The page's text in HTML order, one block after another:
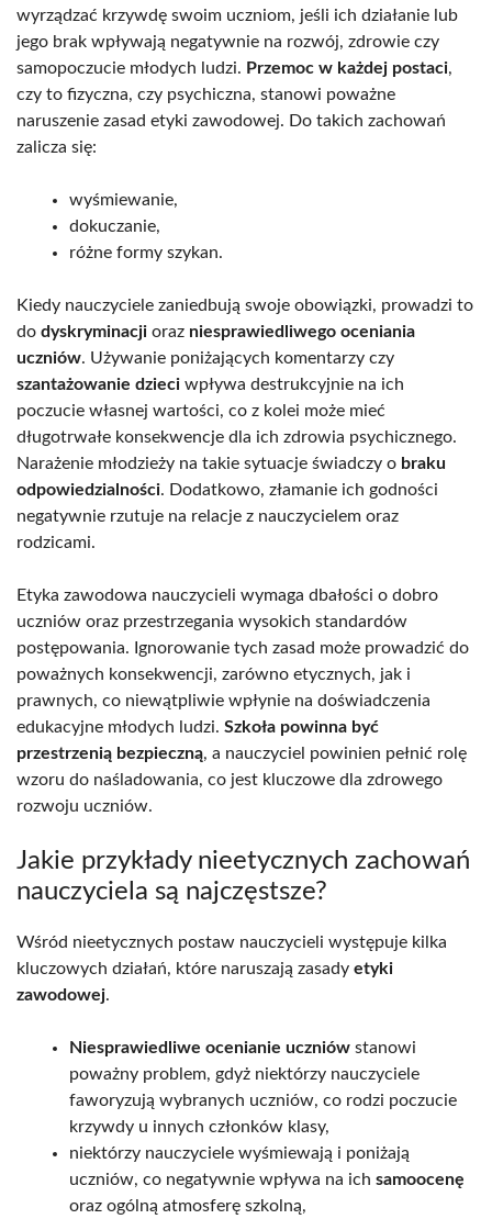
wyrządzać krzywdę swoim uczniom, jeśli ich działanie lub
jego brak wpływają negatywnie na rozwój, zdrowie czy
samopoczucie młodych ludzi. Przemoc w każdej postaci,
czy to fizyczna, czy psychiczna, stanowi poważne
naruszenie zasad etyki zawodowej. Do takich zachowań
zalicza się:
wyśmiewanie,
dokuczanie,
różne formy szykan.
Kiedy nauczyciele zaniedbują swoje obowiązki, prowadzi to
do dyskryminacji oraz niesprawiedliwego oceniania
uczniów. Używanie poniżających komentarzy czy
szantażowanie dzieci wpływa destrukcyjnie na ich
poczucie własnej wartości, co z kolei może mieć
długotrwałe konsekwencje dla ich zdrowia psychicznego.
Narażenie młodzieży na takie sytuacje świadczy o braku
odpowiedzialności. Dodatkowo, złamanie ich godności
negatywnie rzutuje na relacje z nauczycielem oraz
rodzicami.
Etyka zawodowa nauczycieli wymaga dbałości o dobro
uczniów oraz przestrzegania wysokich standardów
postępowania. Ignorowanie tych zasad może prowadzić do
poważnych konsekwencji, zarówno etycznych, jak i
prawnych, co niewątpliwie wpłynie na doświadczenia
edukacyjne młodych ludzi. Szkoła powinna być
przestrzenią bezpieczną, a nauczyciel powinien pełnić rolę
wzoru do naśladowania, co jest kluczowe dla zdrowego
rozwoju uczniów.
Jakie przykłady nieetycznych zachowań
nauczyciela są najczęstsze?
Wśród nieetycznych postaw nauczycieli występuje kilka
kluczowych działań, które naruszają zasady etyki
zawodowej.
Niesprawiedliwe ocenianie uczniów stanowi
poważny problem, gdyż niektórzy nauczyciele
faworyzują wybranych uczniów, co rodzi poczucie
krzywdy u innych członków klasy,
niektórzy nauczyciele wyśmiewają i poniżają
uczniów, co negatywnie wpływa na ich samoocenę
oraz ogólną atmosferę szkolną,